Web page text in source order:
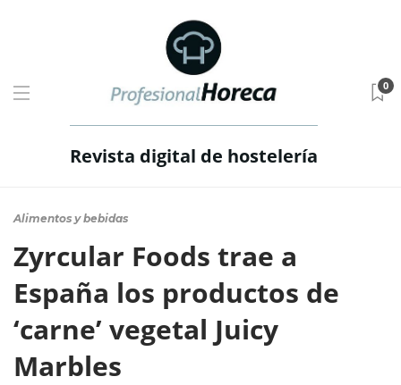
Revista digital de hostelería
0
Alimentos y bebidas
Zyrcular Foods trae a
España los productos de
‘carne’ vegetal Juicy
Marbles